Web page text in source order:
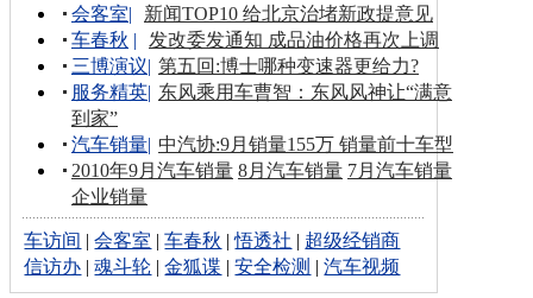
会客室|
新闻TOP10 给北京治堵新政提意见
车春秋 |
发改委发通知 成品油价格再次上调
三博演议| 第五回:博士哪种变速器更给力?
服务精英| 东风乘用车曹智：东风风神让“满意
到家”
汽车销量| 中汽协:9月销量155万 销量前十车型
2010年9月汽车销量 8月汽车销量 7月汽车销量
企业销量
车访间 |会客室 |车春秋 |悟透社 | 超级经销商
信访办 |魂斗轮 |金狐谍 |安全检测 |汽车视频